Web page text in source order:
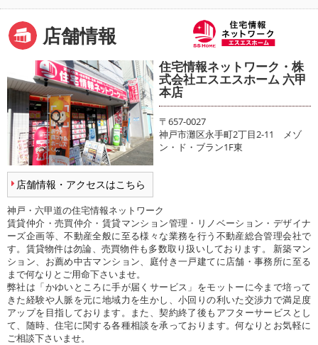
店舗情報
店舗情報・アクセスはこちら
住宅情報ネットワーク・株
式会社エスエスホーム 六甲
本店
〒657-0027
神戸市灘区永手町2丁目2-11 メゾ
ン・ド・ブラン1F東
神戸・六甲道の住宅情報ネットワーク
賃貸仲介・売買仲介・賃貸マンション管理・リノベーション・デザイナ
ーズ企画等、不動産全般に至る様々な業務を行う不動産総合管理会社で
す。賃貸物件は勿論、売買物件も多数取り扱いしております。 新築マン
ション、お薦め中古マンション、庭付き一戸建てに店舗・事務所に至る
まで何なりとご用命下さいませ。
弊社は「かゆいところに手が届くサービス」をモットーに今まで培って
きた経験や人脈を元に地域力を生かし、小回りの利いた交渉力で満足度
アップを目指しております。また、契約終了後もアフターサービスとし
て、随時、住宅に関する各種相談を承っております。何なりとお気軽に
ご相談下さいませ。